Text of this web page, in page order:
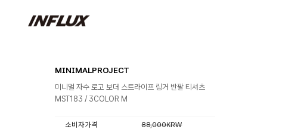
MINIMALPROJECT
미니멀 자수 로고 보더 스트라이프 링거 반팔 티셔츠
MST183 / 3COLOR M
소비자가격
88,000KRW